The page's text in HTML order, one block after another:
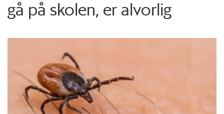
gå på skolen, er alvorlig